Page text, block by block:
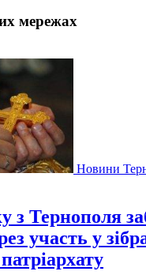
мережах
Новини
з Тернополя
участь у